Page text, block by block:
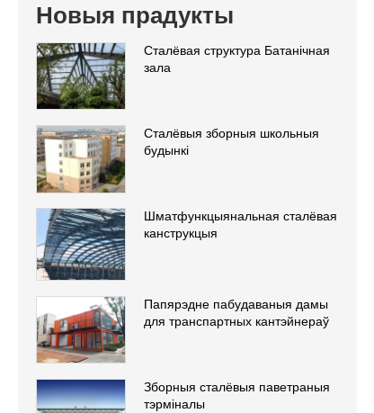
Новыя прадукты
Сталёвая структура Батанічная
зала
Сталёвыя зборныя школьныя
будынкі
Шматфункцыянальная сталёвая
канструкцыя
Папярэдне пабудаваныя дамы
для транспартных кантэйнераў
Зборныя сталёвыя паветраныя
тэрміналы